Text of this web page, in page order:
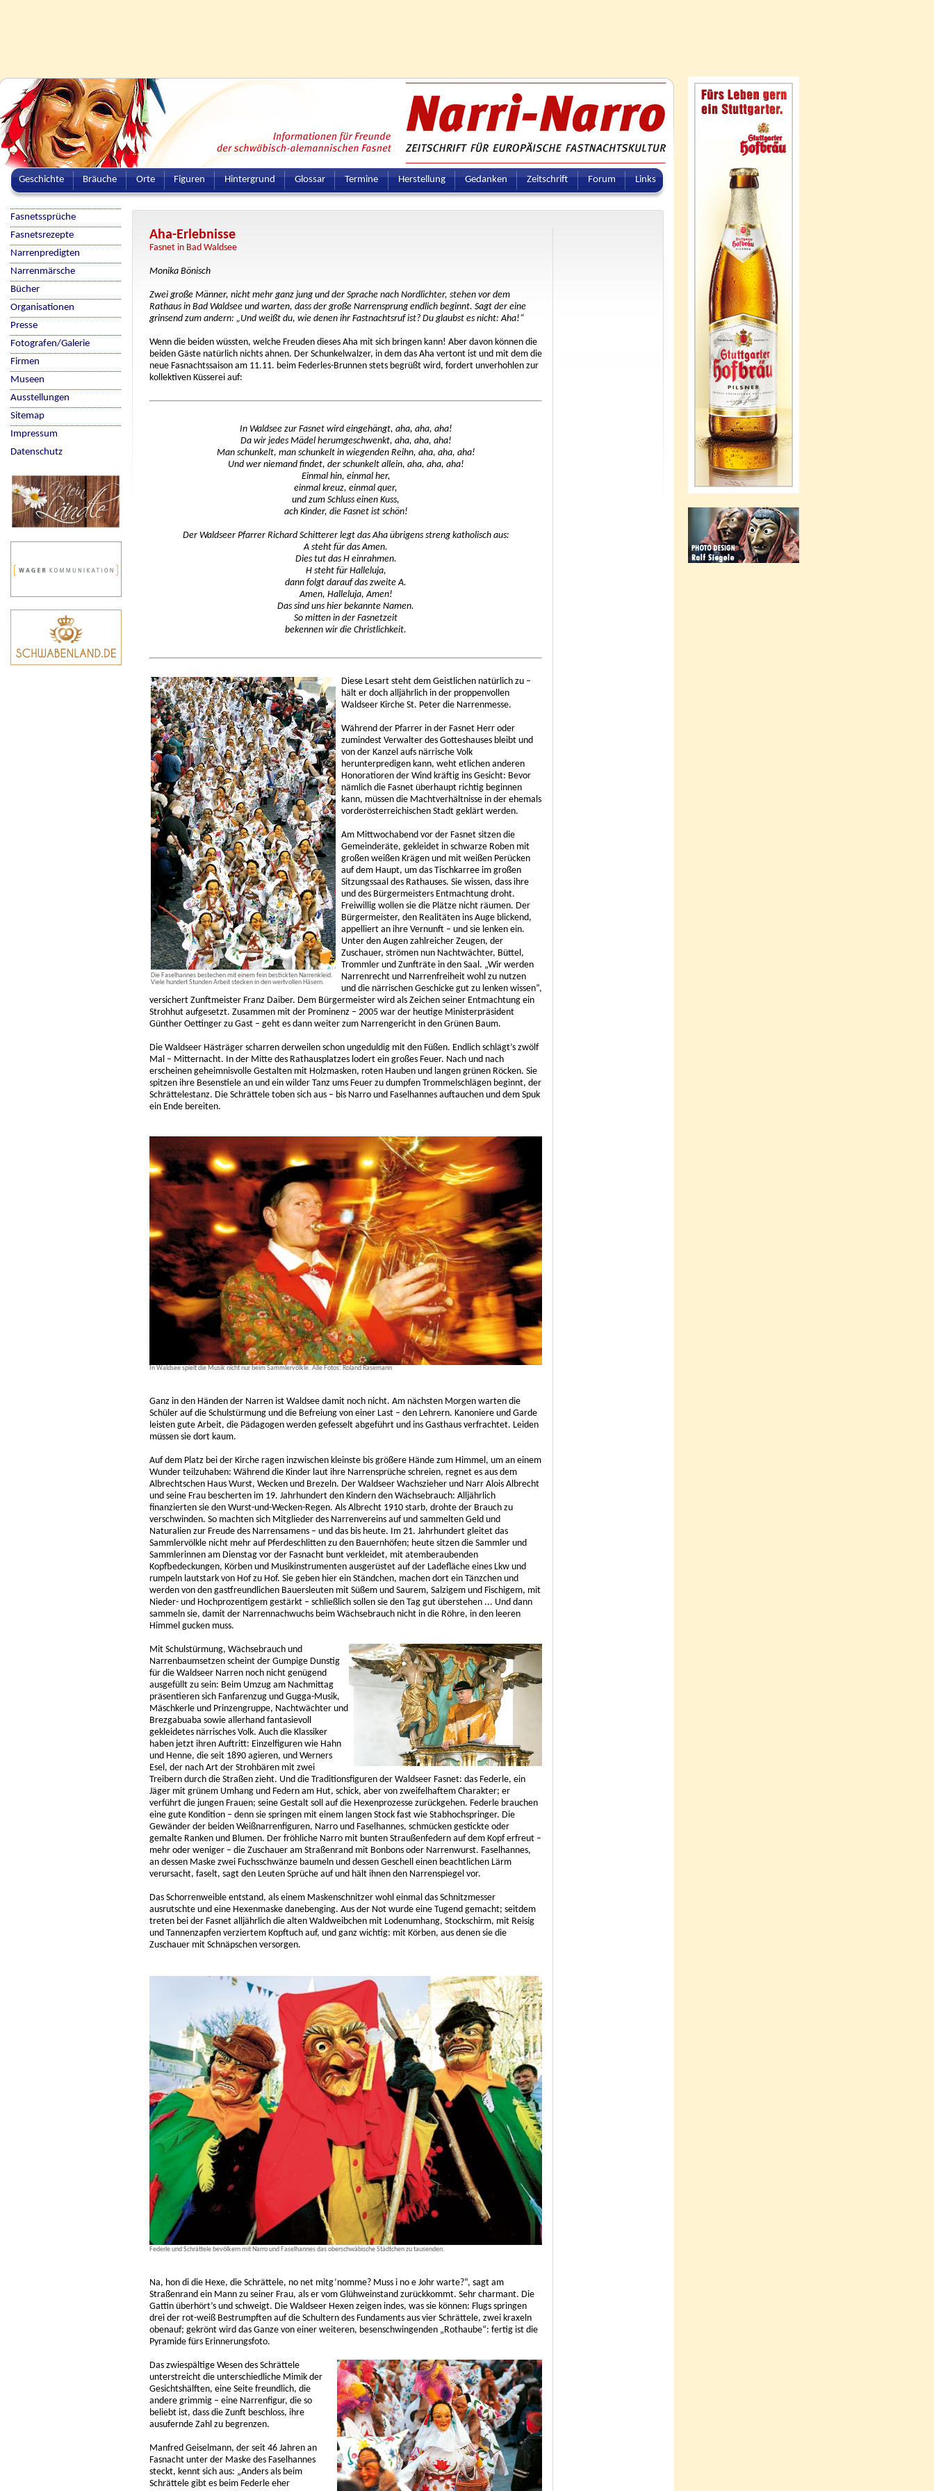
Geschichte Bräuche Orte Figuren Hintergrund Glossar Termine Herstellung Gedanken Zeitschrift Forum Links
Aha-Erlebnisse
Fasnet in Bad Waldsee
Monika Bönisch
Zwei große Männer, nicht mehr ganz jung und der Sprache nach Nordlichter, stehen vor dem
Rathaus in Bad Waldsee und warten, dass der große Narrensprung endlich beginnt. Sagt der eine
grinsend zum andern: „Und weißt du, wie denen ihr Fastnachtsruf ist? Du glaubst es nicht: Aha!“
Wenn die beiden wüssten, welche Freuden dieses Aha mit sich bringen kann! Aber davon können die
beiden Gäste natürlich nichts ahnen. Der Schunkelwalzer, in dem das Aha vertont ist und mit dem die
neue Fasnachtssaison am 11.11. beim Federles-Brunnen stets begrüßt wird, fordert unverhohlen zur
kollektiven Küsserei auf:
In Waldsee zur Fasnet wird eingehängt, aha, aha, aha!
Da wir jedes Mädel herumgeschwenkt, aha, aha, aha!
Man schunkelt, man schunkelt in wiegenden Reihn, aha, aha, aha!
Und wer niemand findet, der schunkelt allein, aha, aha, aha!
Einmal hin, einmal her,
einmal kreuz, einmal quer,
und zum Schluss einen Kuss,
ach Kinder, die Fasnet ist schön!
Der Waldseer Pfarrer Richard Schitterer legt das Aha übrigens streng katholisch aus:
A steht für das Amen.
Dies tut das H einrahmen.
H steht für Halleluja,
dann folgt darauf das zweite A.
Amen, Halleluja, Amen!
Das sind uns hier bekannte Namen.
So mitten in der Fasnetzeit
bekennen wir die Christlichkeit.
Die Faselhannes bestechen mit einem fein bestickten Narrenkleid.
Viele hundert Stunden Arbeit stecken in den wertvollen Häsern.
Diese Lesart steht dem Geistlichen natürlich zu –
hält er doch alljährlich in der proppenvollen
Waldseer Kirche St. Peter die Narrenmesse.
Während der Pfarrer in der Fasnet Herr oder
zumindest Verwalter des Gotteshauses bleibt und
von der Kanzel aufs närrische Volk
herunterpredigen kann, weht etlichen anderen
Honoratioren der Wind kräftig ins Gesicht: Bevor
nämlich die Fasnet überhaupt richtig beginnen
kann, müssen die Machtverhältnisse in der ehemals
vorderösterreichischen Stadt geklärt werden.
Am Mittwochabend vor der Fasnet sitzen die
Gemeinderäte, gekleidet in schwarze Roben mit
großen weißen Krägen und mit weißen Perücken
auf dem Haupt, um das Tischkarree im großen
Sitzungssaal des Rathauses. Sie wissen, dass ihre
und des Bürgermeisters Entmachtung droht.
Freiwillig wollen sie die Plätze nicht räumen. Der
Bürgermeister, den Realitäten ins Auge blickend,
appelliert an ihre Vernunft – und sie lenken ein.
Unter den Augen zahlreicher Zeugen, der
Zuschauer, strömen nun Nachtwächter, Büttel,
Trommler und Zunfträte in den Saal. „Wir werden
Narrenrecht und Narrenfreiheit wohl zu nutzen
und die närrischen Geschicke gut zu lenken wissen“,
versichert Zunftmeister Franz Daiber. Dem Bürgermeister wird als Zeichen seiner Entmachtung ein
Strohhut aufgesetzt. Zusammen mit der Prominenz – 2005 war der heutige Ministerpräsident
Günther Oettinger zu Gast – geht es dann weiter zum Narrengericht in den Grünen Baum.
Die Waldseer Hästräger scharren derweilen schon ungeduldig mit den Füßen. Endlich schlägt’s zwölf
Mal – Mitternacht. In der Mitte des Rathausplatzes lodert ein großes Feuer. Nach und nach
erscheinen geheimnisvolle Gestalten mit Holzmasken, roten Hauben und langen grünen Röcken. Sie
spitzen ihre Besenstiele an und ein wilder Tanz ums Feuer zu dumpfen Trommelschlägen beginnt, der
Schrättelestanz. Die Schrättele toben sich aus – bis Narro und Faselhannes auftauchen und dem Spuk
ein Ende bereiten.
In Waldsee spielt die Musik nicht nur beim Sammlervölkle. Alle Fotos: Roland Rasemann
Ganz in den Händen der Narren ist Waldsee damit noch nicht. Am nächsten Morgen warten die
Schüler auf die Schulstürmung und die Befreiung von einer Last – den Lehrern. Kanoniere und Garde
leisten gute Arbeit, die Pädagogen werden gefesselt abgeführt und ins Gasthaus verfrachtet. Leiden
müssen sie dort kaum.
Auf dem Platz bei der Kirche ragen inzwischen kleinste bis größere Hände zum Himmel, um an einem
Wunder teilzuhaben: Während die Kinder laut ihre Narrensprüche schreien, regnet es aus dem
Albrechtschen Haus Wurst, Wecken und Brezeln. Der Waldseer Wachszieher und Narr Alois Albrecht
und seine Frau bescherten im 19. Jahrhundert den Kindern den Wächsebrauch: Alljährlich
finanzierten sie den Wurst-und-Wecken-Regen. Als Albrecht 1910 starb, drohte der Brauch zu
verschwinden. So machten sich Mitglieder des Narrenvereins auf und sammelten Geld und
Naturalien zur Freude des Narrensamens – und das bis heute. Im 21. Jahrhundert gleitet das
Sammlervölkle nicht mehr auf Pferdeschlitten zu den Bauernhöfen; heute sitzen die Sammler und
Sammlerinnen am Dienstag vor der Fasnacht bunt verkleidet, mit atemberaubenden
Kopfbedeckungen, Körben und Musikinstrumenten ausgerüstet auf der Ladefläche eines Lkw und
rumpeln lautstark von Hof zu Hof. Sie geben hier ein Ständchen, machen dort ein Tänzchen und
werden von den gastfreundlichen Bauersleuten mit Süßem und Saurem, Salzigem und Fischigem, mit
Nieder- und Hochprozentigem gestärkt – schließlich sollen sie den Tag gut überstehen ... Und dann
sammeln sie, damit der Narrennachwuchs beim Wächsebrauch nicht in die Röhre, in den leeren
Himmel gucken muss.
Mit Schulstürmung, Wächsebrauch und
Narrenbaumsetzen scheint der Gumpige Dunstig
für die Waldseer Narren noch nicht genügend
ausgefüllt zu sein: Beim Umzug am Nachmittag
präsentieren sich Fanfarenzug und Gugga-Musik,
Mäschkerle und Prinzengruppe, Nachtwächter und
Brezgabuaba sowie allerhand fantasievoll
gekleidetes närrisches Volk. Auch die Klassiker
haben jetzt ihren Auftritt: Einzelfiguren wie Hahn
und Henne, die seit 1890 agieren, und Werners
Esel, der nach Art der Strohbären mit zwei
Treibern durch die Straßen zieht. Und die Traditionsfiguren der Waldseer Fasnet: das Federle, ein
Jäger mit grünem Umhang und Federn am Hut, schick, aber von zweifelhaftem Charakter; er
verführt die jungen Frauen; seine Gestalt soll auf die Hexenprozesse zurückgehen. Federle brauchen
eine gute Kondition – denn sie springen mit einem langen Stock fast wie Stabhochspringer. Die
Gewänder der beiden Weißnarrenfiguren, Narro und Faselhannes, schmücken gestickte oder
gemalte Ranken und Blumen. Der fröhliche Narro mit bunten Straußenfedern auf dem Kopf erfreut –
mehr oder weniger – die Zuschauer am Straßenrand mit Bonbons oder Narrenwurst. Faselhannes,
an dessen Maske zwei Fuchsschwänze baumeln und dessen Geschell einen beachtlichen Lärm
verursacht, faselt, sagt den Leuten Sprüche auf und hält ihnen den Narrenspiegel vor.
Das Schorrenweible entstand, als einem Maskenschnitzer wohl einmal das Schnitzmesser
ausrutschte und eine Hexenmaske danebenging. Aus der Not wurde eine Tugend gemacht; seitdem
treten bei der Fasnet alljährlich die alten Waldweibchen mit Lodenumhang, Stockschirm, mit Reisig
und Tannenzapfen verziertem Kopftuch auf, und ganz wichtig: mit Körben, aus denen sie die
Zuschauer mit Schnäpschen versorgen.
Federle und Schrättele bevölkern mit Narro und Faselhannes das oberschwäbische Städtchen zu tausenden.
Na, hon di die Hexe, die Schrättele, no net mitg’nomme? Muss i no e Johr warte?“, sagt am
Straßenrand ein Mann zu seiner Frau, als er vom Glühweinstand zurückkommt. Sehr charmant. Die
Gattin überhört’s und schweigt. Die Waldseer Hexen zeigen indes, was sie können: Flugs springen
drei der rot-weiß Bestrumpften auf die Schultern des Fundaments aus vier Schrättele, zwei kraxeln
obenauf; gekrönt wird das Ganze von einer weiteren, besenschwingenden „Rothaube“: fertig ist die
Pyramide fürs Erinnerungsfoto.
Das zwiespältige Wesen des Schrättele
unterstreicht die unterschiedliche Mimik der
Gesichtshälften, eine Seite freundlich, die
andere grimmig – eine Narrenfigur, die so
beliebt ist, dass die Zunft beschloss, ihre
ausufernde Zahl zu begrenzen.
Manfred Geiselmann, der seit 46 Jahren an
Fasnacht unter der Maske des Faselhannes
steckt, kennt sich aus: „Anders als beim
Schrättele gibt es beim Federle eher
Fasnetssprüche
Fasnetsrezepte
Narrenpredigten
Narrenmärsche
Bücher
Organisationen
Presse
Fotografen/Galerie
Firmen
Museen
Ausstellungen
Sitemap
Impressum
Datenschutz